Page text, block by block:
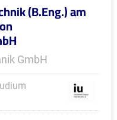
(B.Eng.) am
GmbH